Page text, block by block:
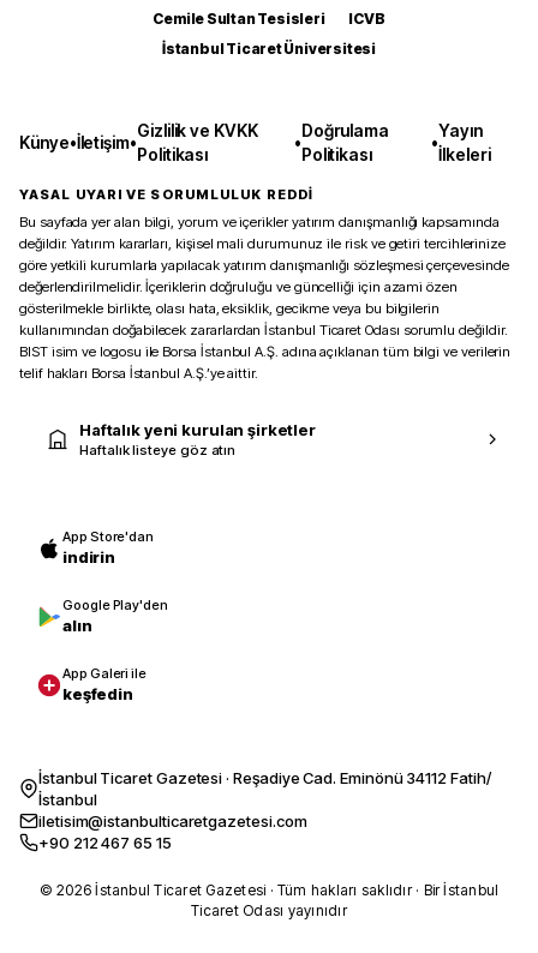
Cemile Sultan Tesisleri
ICVB
İstanbul Ticaret Üniversitesi
Künye•İletişim•
Gizlilik ve KVKK
Politikası
•
Doğrulama
Politikası
•
Yayın
İlkeleri
YASAL UYARI VE SORUMLULUK REDDİ
Bu sayfada yer alan bilgi, yorum ve içerikler yatırım danışmanlığı kapsamında
değildir. Yatırım kararları, kişisel mali durumunuz ile risk ve getiri tercihlerinize
göre yetkili kurumlarla yapılacak yatırım danışmanlığı sözleşmesi çerçevesinde
değerlendirilmelidir. İçeriklerin doğruluğu ve güncelliği için azami özen
gösterilmekle birlikte, olası hata, eksiklik, gecikme veya bu bilgilerin
kullanımından doğabilecek zararlardan İstanbul Ticaret Odası sorumlu değildir.
BIST isim ve logosu ile Borsa İstanbul A.Ş. adına açıklanan tüm bilgi ve verilerin
telif hakları Borsa İstanbul A.Ş.’ye aittir.
Haftalık yeni kurulan şirketler
Haftalık listeye göz atın
App Store'dan
indirin
Google Play'den
alın
App Galeri ile
keşfedin
İstanbul Ticaret Gazetesi · Reşadiye Cad. Eminönü 34112 Fatih/
İstanbul
iletisim@istanbulticaretgazetesi.com
+90 212 467 65 15
© 2026 İstanbul Ticaret Gazetesi · Tüm hakları saklıdır · Bir İstanbul
Ticaret Odası yayınıdır